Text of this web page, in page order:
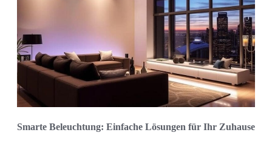
Smarte Beleuchtung: Einfache Lösungen für Ihr Zuhause